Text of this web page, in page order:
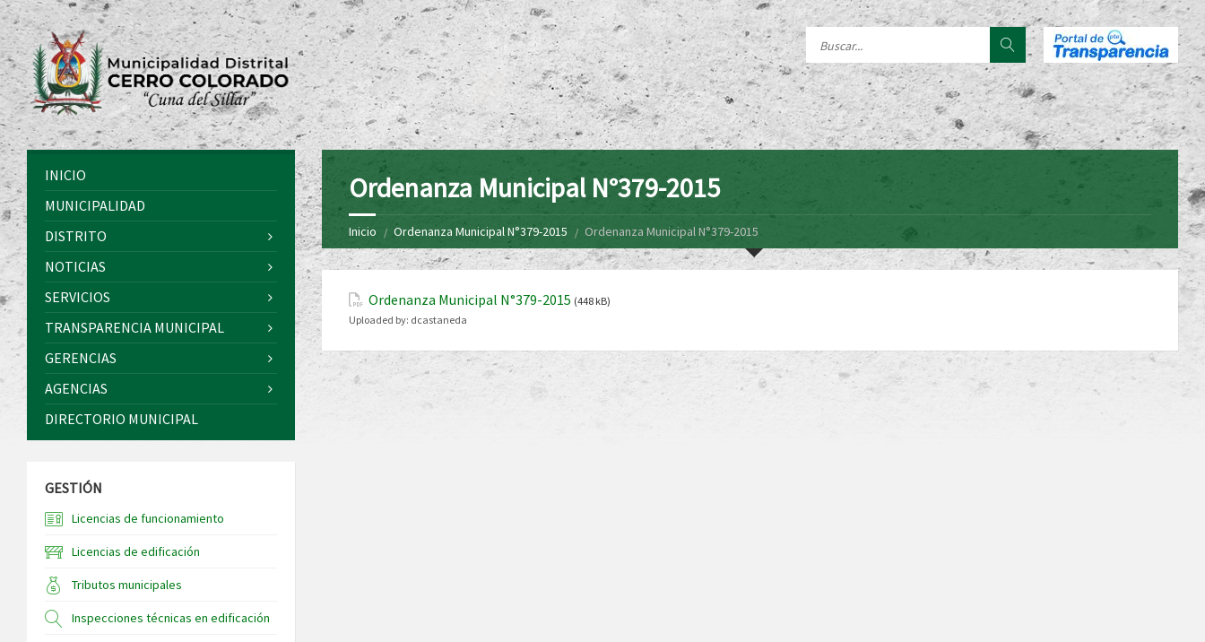
Ordenanza Municipal N°379-2015
Inicio Ordenanza Municipal N°379-2015 Ordenanza Municipal N°379-2015
Ordenanza Municipal N°379-2015 (448 kB)
Uploaded by: dcastaneda
INICIO
MUNICIPALIDAD
DISTRITO
NOTICIAS
SERVICIOS
TRANSPARENCIA MUNICIPAL
GERENCIAS
AGENCIAS
DIRECTORIO MUNICIPAL
GESTIÓN
Licencias de funcionamiento
Licencias de edificación
Tributos municipales
Inspecciones técnicas en edificación